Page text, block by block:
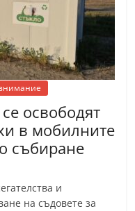
освободят
в мобилните
събиране
и
на съдовете за